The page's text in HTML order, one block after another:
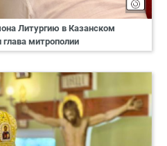
Литургию в Казанском
митрополии